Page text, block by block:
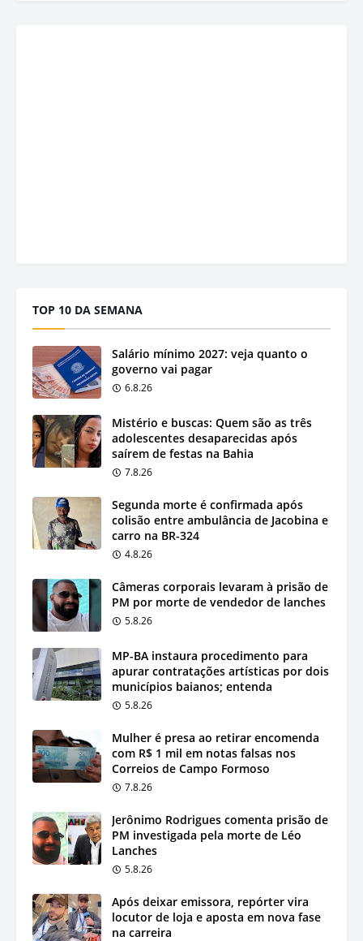
TOP 10 DA SEMANA
Salário mínimo 2027: veja quanto o
governo vai pagar
6.8.26
Mistério e buscas: Quem são as três
adolescentes desaparecidas após
saírem de festas na Bahia
7.8.26
Segunda morte é confirmada após
colisão entre ambulância de Jacobina e
carro na BR-324
4.8.26
Câmeras corporais levaram à prisão de
PM por morte de vendedor de lanches
5.8.26
MP-BA instaura procedimento para
apurar contratações artísticas por dois
municípios baianos; entenda
5.8.26
Mulher é presa ao retirar encomenda
com R$ 1 mil em notas falsas nos
Correios de Campo Formoso
7.8.26
Jerônimo Rodrigues comenta prisão de
PM investigada pela morte de Léo
Lanches
5.8.26
Após deixar emissora, repórter vira
locutor de loja e aposta em nova fase
na carreira